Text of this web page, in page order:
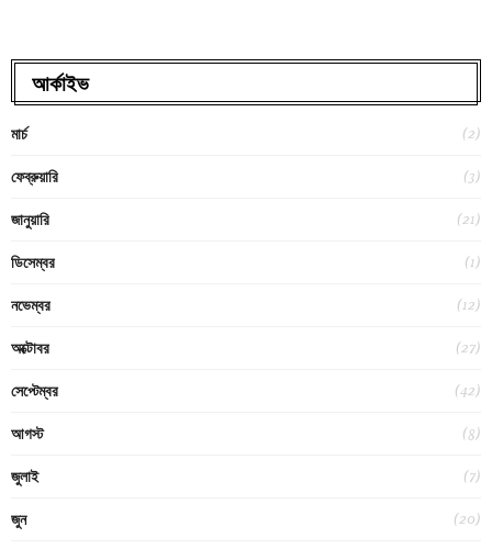
আর্কাইভ
মার্চ (2)
ফেব্রুয়ারি (3)
জানুয়ারি (21)
ডিসেম্বর (1)
নভেম্বর (12)
অক্টোবর (27)
সেপ্টেম্বর (42)
আগস্ট (8)
জুলাই (7)
জুন (20)